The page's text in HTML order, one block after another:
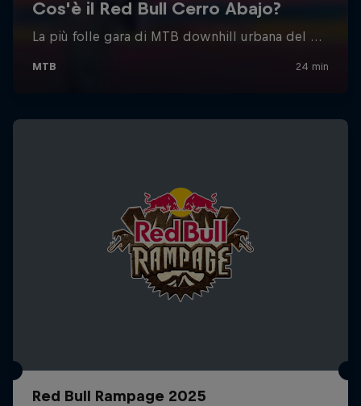
Red Bull Rampage 2025